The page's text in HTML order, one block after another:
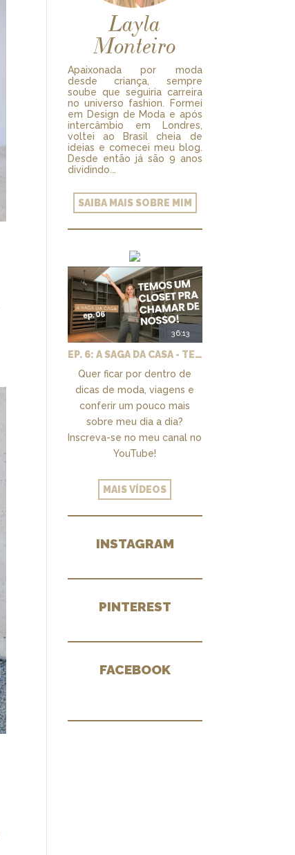
Layla
Monteiro
Apaixonada por moda
desde criança, sempre
soube que seguiria carreira
no universo fashion. Formei
em Design de Moda e após
intercâmbio em Londres,
voltei ao Brasil cheia de
ideias e comecei meu blog.
Desde então já são 9 anos
dividindo...
SAIBA MAIS SOBRE MIM
36:13
EP. 6: A SAGA DA CASA - TEMOS UM CLOSET PRA CHAMAR DE NOSSO + MARCENARIA E PAISAGISMO
Quer ficar por dentro de
dicas de moda, viagens e
conferir um pouco mais
sobre meu dia a dia?
Inscreva-se no meu canal no
YouTube!
MAIS VÍDEOS
INSTAGRAM
PINTEREST
FACEBOOK